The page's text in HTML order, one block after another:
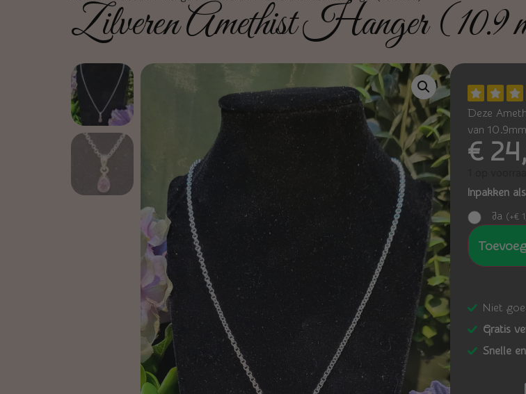
Zilveren Amethist Hanger (10.9
Deze
van
€
Inpakken
Ja (+€
Niet
Gratis
Snelle